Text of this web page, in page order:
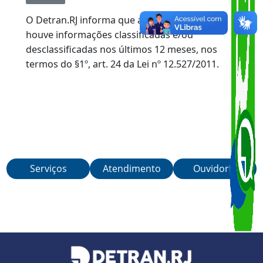
VOLTAR
O Detran.RJ informa que até o momento não
houve informações classificadas e/ou
termos do §1º, art. 24 da Lei nº 12.527/2011.
Serviços Atendimento Ouvidoria